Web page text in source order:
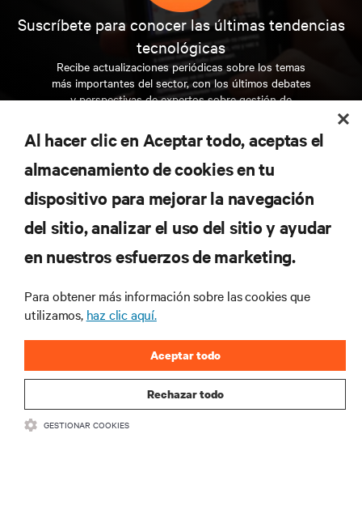
Suscríbete para conocer las últimas tendencias
tecnológicas
Recibe actualizaciones periódicas sobre los temas
más importantes del sector, con los últimos debates
y perspectivas de expertos sobre gestión de
REGÍSTRATE AHORA
SOPORTE
CORPORATIVO
CONECTA CON NOSOTROS
Al hacer clic en Aceptar todo, aceptas el
almacenamiento de cookies en tu
dispositivo para mejorar la navegación
del sitio, analizar el uso del sitio y ayudar
en nuestros esfuerzos de marketing.
Para obtener más información sobre las cookies que
utilizamos, haz clic aquí.
Rechazar todo
Aceptar todo
GESTIONAR COOKIES